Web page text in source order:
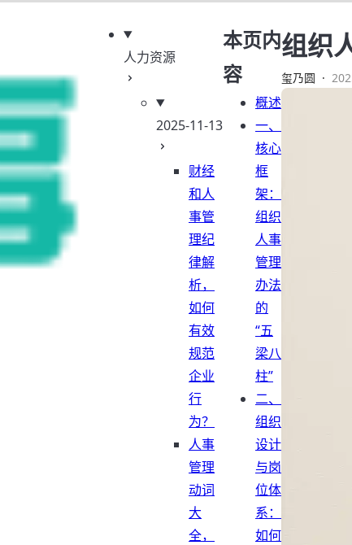
人力资源
2025-11-13
财经
和人
事管
理纪
律解
析，
如何
有效
规范
企业
行
为？
人事
管理
动词
大
全，
本页内
容
概述
一、
核心
框
架：
组织
人事
管理
办法
的
“五
梁八
柱”
二、
组织
设计
与岗
位体
系：
如何
组织
玺乃圆 ·